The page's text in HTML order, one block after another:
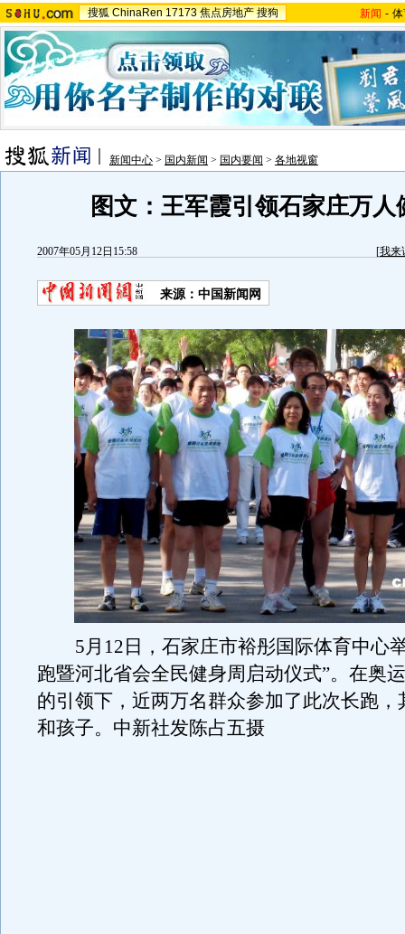
搜狐 ChinaRen 17173 焦点房地产 搜狗 新闻 -
新闻中心 > 国内新闻 > 国内要闻 > 各地视窗
图文：王军霞引领石家庄万人
2007年05月12日15:58 [我来
来源：中国新闻网
5月12日，石家庄市裕彤国际体育中心
跑暨河北省会全民健身周启动仪式”。在奥
的引领下，近两万名群众参加了此次长跑，
和孩子。中新社发陈占五摄